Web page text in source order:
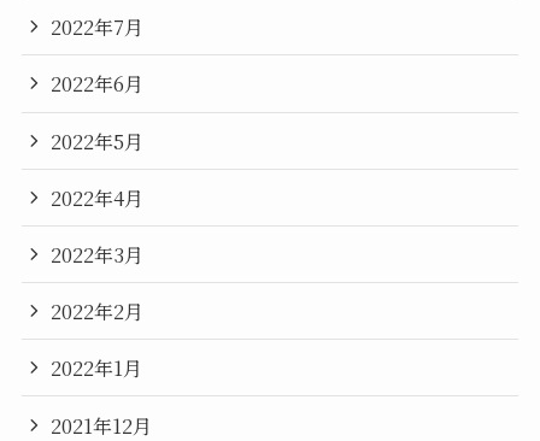
2022年7月
2022年6月
2022年5月
2022年4月
2022年3月
2022年2月
2022年1月
2021年12月